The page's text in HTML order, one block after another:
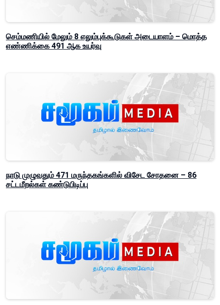
செம்மணியில் மேலும் 8 எலும்புக்கூடுகள் அடையாளம் – மொத்த
எண்ணிக்கை 491 ஆக உயர்வு
நாடு முழுவதும் 471 மருந்தகங்களில் விசேட சோதனை – 86
சட்டமீறல்கள் கண்டுபிடிப்பு